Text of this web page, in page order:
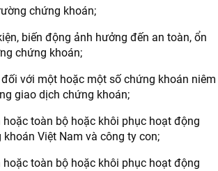
chứng khoán;
biến động ảnh hưởng đến an toàn, ổn
chứng khoán;
với một hoặc một số chứng khoán niêm
giao dịch chứng khoán;
toàn bộ hoặc khôi phục hoạt động
Việt Nam và công ty con;
toàn bộ hoặc khôi phục hoạt động